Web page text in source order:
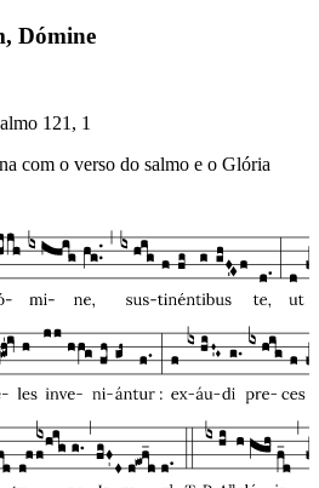
Dómine
121, 1
com o verso do salmo e o Glória